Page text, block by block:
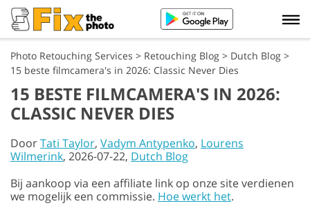
Photo Retouching Services > Retouching Blog > Dutch Blog >
15 beste filmcamera's in 2026: Classic Never Dies
15 BESTE FILMCAMERA'S IN 2026:
CLASSIC NEVER DIES
DoorTati Taylor, Vadym Antypenko, Lourens
Wilmerink, 2026-07-22, Dutch Blog
Bij aankoop via een affiliate link op onze site verdienen
we mogelijk een commissie. Hoe werkt het.